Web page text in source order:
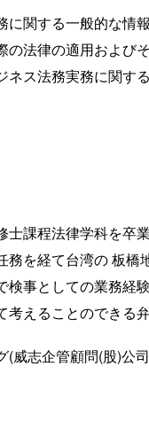
に関する一般的な
法律の適用および
ネス法務実務に関す
士課程法律学科を卒
を経て台湾の 板
事としての業務経
えることのできる
威志企管顧問(股)公